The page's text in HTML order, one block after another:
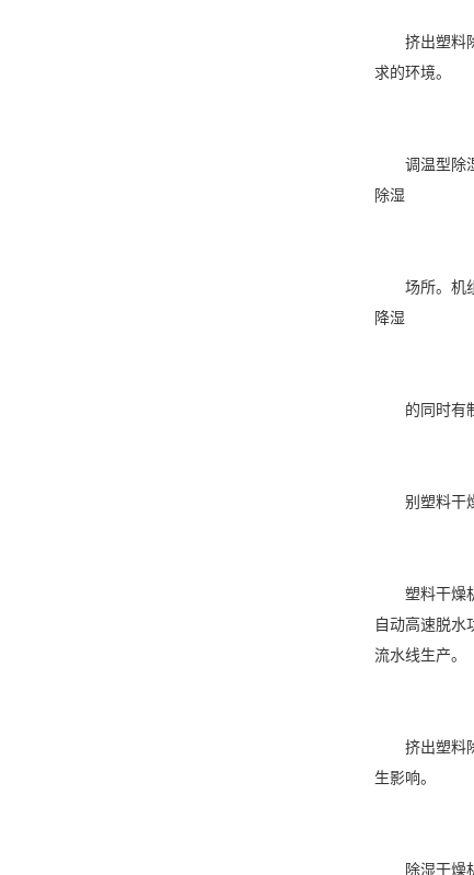
挤出塑料
求的环境。
调温型除
除湿
场所。机
降湿
的同时有制
别塑料干燥
塑料干燥机
自动高速脱水
流水线生产。
挤出塑料除
生影响。
除湿干燥